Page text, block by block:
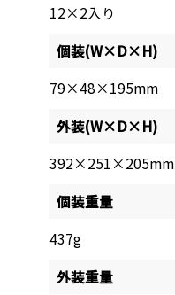
12×2入り
個装(W×D×H)
79×48×195mm
外装(W×D×H)
392×251×205mm
個装重量
437g
外装重量